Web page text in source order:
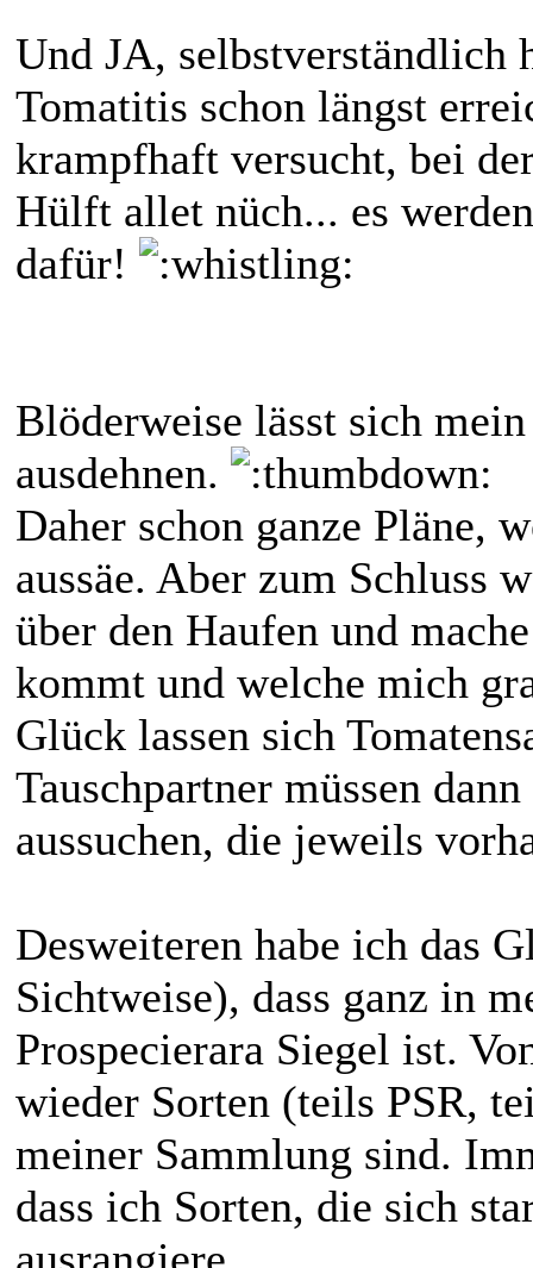
Und JA, selbstverständlich
Tomatitis schon längst
krampfhaft versucht, bei
Hülft allet nüch... es
dafür!
Blöderweise lässt sich
ausdehnen.
Daher schon ganze Pläne,
aussäe. Aber zum Schluss
über den Haufen und
kommt und welche mich
Glück lassen sich
Tauschpartner müssen
aussuchen, die jeweils
Desweiteren habe ich das
Sichtweise), dass ganz in
Prospecierara Siegel ist.
wieder Sorten (teils PSR,
meiner Sammlung sind.
dass ich Sorten, die sich
ausrangiere.